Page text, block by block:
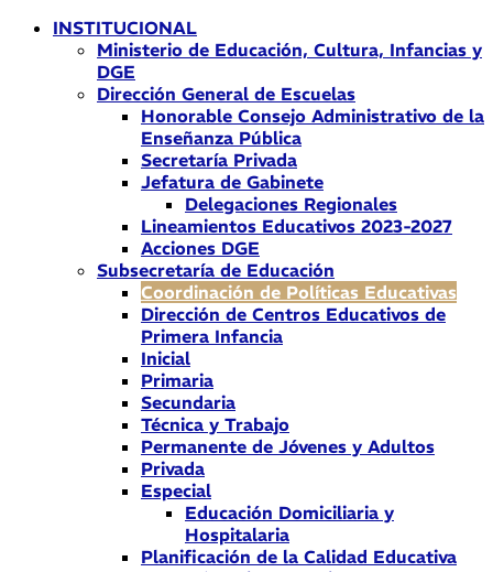
INSTITUCIONAL
Ministerio de Educación, Cultura, Infancias y
DGE
Dirección General de Escuelas
Honorable Consejo Administrativo de la
Enseñanza Pública
Secretaría Privada
Jefatura de Gabinete
Delegaciones Regionales
Lineamientos Educativos 2023-2027
Acciones DGE
Subsecretaría de Educación
Coordinación de Políticas Educativas
Dirección de Centros Educativos de
Primera Infancia
Inicial
Primaria
Secundaria
Técnica y Trabajo
Permanente de Jóvenes y Adultos
Privada
Especial
Educación Domiciliaria y
Hospitalaria
Planificación de la Calidad Educativa